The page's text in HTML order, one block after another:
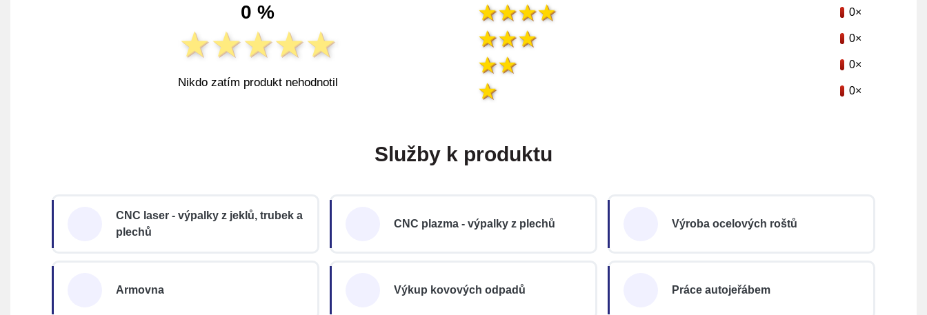
0 %
Nikdo zatím produkt nehodnotil
0×
0×
0×
0×
Služby k produktu
CNC laser - výpalky z jeklů, trubek a
plechů
CNC plazma - výpalky z plechů Výroba ocelových roštů
Armovna Výkup kovových odpadů Práce autojeřábem